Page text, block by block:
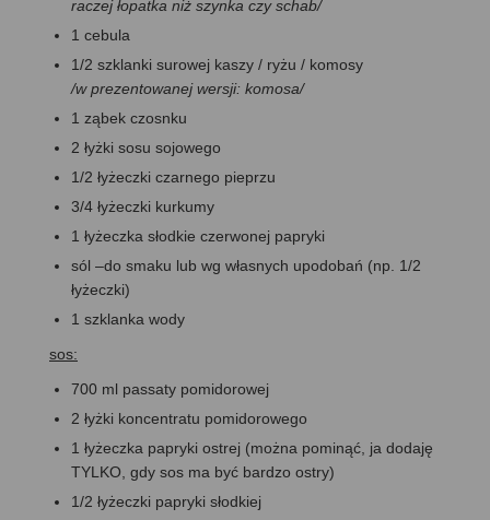
raczej łopatka niż szynka czy schab/
1 cebula
1/2 szklanki surowej kaszy / ryżu / komosy
/w prezentowanej wersji: komosa/
1 ząbek czosnku
2 łyżki sosu sojowego
1/2 łyżeczki czarnego pieprzu
3/4 łyżeczki kurkumy
1 łyżeczka słodkie czerwonej papryki
sól –do smaku lub wg własnych upodobań (np. 1/2
łyżeczki)
1 szklanka wody
sos:
700 ml passaty pomidorowej
2 łyżki koncentratu pomidorowego
1 łyżeczka papryki ostrej (można pominąć, ja dodaję
TYLKO, gdy sos ma być bardzo ostry)
1/2 łyżeczki papryki słodkiej